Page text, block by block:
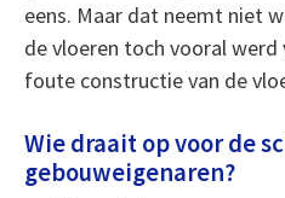
eens. Maar dat neemt niet
de vloeren toch vooral
foute constructie van de
Wie draait op voor de
gebouweigenaren?